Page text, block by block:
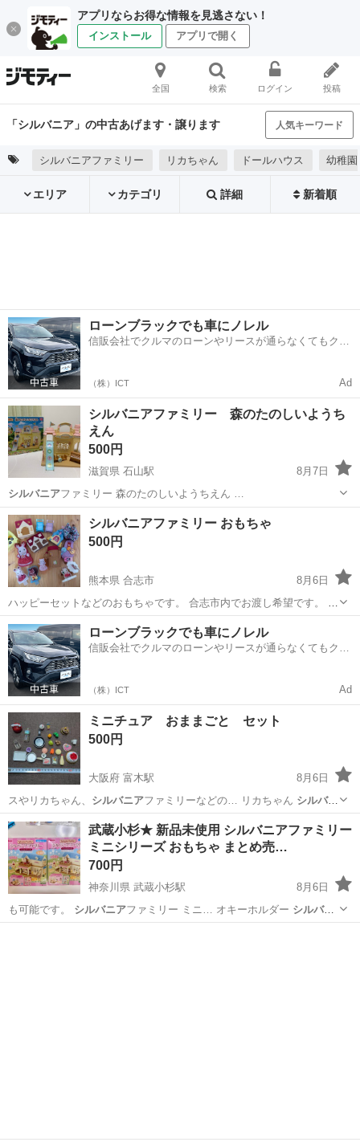
アプリならお得な情報を見逃さない！
インストール アプリで開く
全国 検索 ログイン 投稿
「シルバニア」の中古あげます・譲ります 人気キーワード
シルバニアファミリー リカちゃん ドールハウス 幼稚園
エリア カテゴリ 詳細 新着順
ローンブラックでも車にノレル
信販会社でクルマのローンやリースが通らなくてもクル
（株）ICT Ad
シルバニアファミリー 森のたのしいようち
えん
500円
滋賀県 石山駅
8月7日
シルバニアファミリー 森のたのしいようちえん …
滋賀 大津市
シルバニアファミリー おもちゃ
500円
熊本県 合志市
8月6日
ハッピーセットなどのおもちゃです。 合志市内でお渡し希望です。 よ
ろしくお願いいたします＾＾
熊本 合志市 おもちゃ
ローンブラックでも車にノレル
信販会社でクルマのローンやリースが通らなくてもクル
（株）ICT Ad
ミニチュア おままごと セット
500円
大阪府 富木駅
8月6日
スやリカちゃん、 シルバニア ファミリーなどの… リカちゃん シルバニ
アファミリー ぬい…
大阪 堺市 富木駅 おもちゃ ミニチュア
武蔵小杉★ 新品未使用 シルバニアファミリー
ミニシリーズ おもちゃ まとめ売…
700円
神奈川県 武蔵小杉駅
8月6日
も可能です。 シルバニアファミリー ミニ… オキーホルダー シルバニ
アファミリーミニシ… リーズシルバニアファミリー シル…